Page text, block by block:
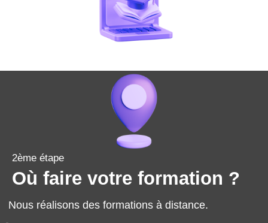
2ème étape
Où faire votre formation ?
Nous réalisons des formations à distance.